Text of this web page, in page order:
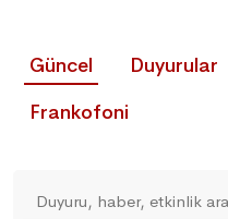
Güncel Duyurular
Frankofoni